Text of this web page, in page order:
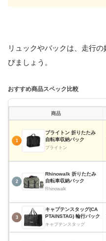
リュックやバックは、走行
びましょう。
おすすめ商品スペック比較
商品
1
ブライトン 折りたたみ
自転車収納バック
ブライトン
2
Rhinowalk 折りたたみ
自転車収納バック
Rhinowalk
3
キャプテンスタッグ(CA
PTAINSTAG) 輪行バック
キャプテンスタッグ